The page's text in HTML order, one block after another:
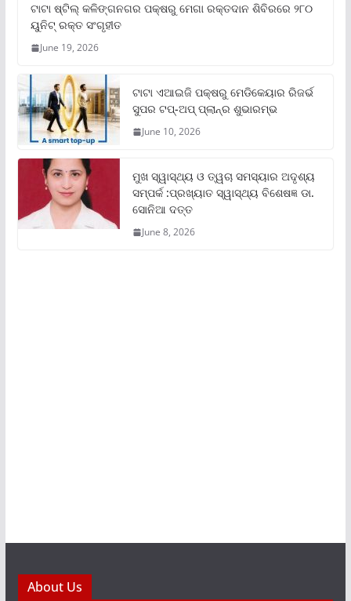
ଟାଟା ଷ୍ଟିଲ୍‌ କଳିଙ୍ଗନଗର ପକ୍ଷରୁ ମେଗା ରକ୍ତଦାନ ଶିବିରରେ ୨୮୦
ୟୁନିଟ୍‌ ରକ୍ତ ସଂଗୃହୀତ
June 19, 2026
ଟାଟା ଏଆଇଜି ପକ୍ଷରୁ ମେଡିକେୟାର ରିଜର୍ଭ
ସୁପର ଟପ୍‌-ଅପ୍ ପ୍ଲାନ୍‌ର ଶୁଭାରମ୍ଭ
June 10, 2026
ମୁଖ ସ୍ୱାସ୍ଥ୍ୟ ଓ ତ୍ୱଚା ସମସ୍ୟାର ଅଦୃଶ୍ୟ
ସମ୍ପର୍କ :ପ୍ରଖ୍ୟାତ ସ୍ୱାସ୍ଥ୍ୟ ବିଶେଷଜ୍ଞ ଡା.
ସୋନିଆ ଦତ୍ତ
June 8, 2026
About Us